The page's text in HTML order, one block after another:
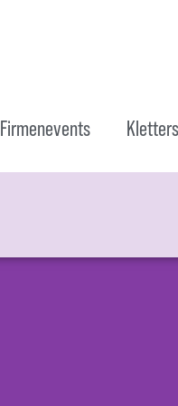
Firmenevents